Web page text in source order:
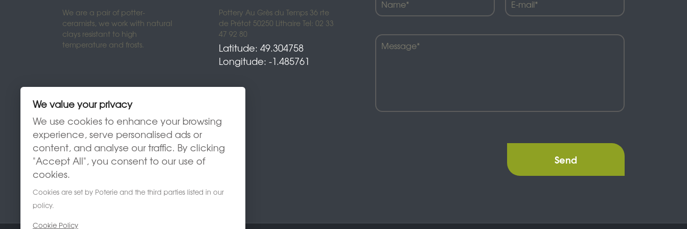
Décoration pour le jardin
Bordures de jardin
Urnes funéraires pour animaux
We are a pair of potter-
ceramists, we work with natural
clays resistant to high
temperature and frosts.
Pottery Au Grès du Temps 36 rte
de Prétot 50250 Lithaire Tel: 02 33
47 92 80
Latitude: 49.304758
Longitude: -1.485761
We value your privacy
We use cookies to enhance your browsing
experience, serve personalised ads or
content, and analyse our traffic. By clicking
"Accept All", you consent to our use of
cookies.
Cookies are set by Poterie and the third parties listed in our
policy.
Cookie Policy